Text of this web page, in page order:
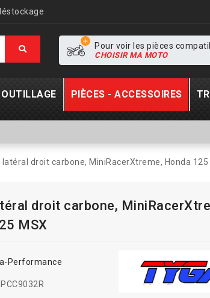
Pour voir les pièces
CHOISIR MA MOTO
OUTILLAGE PIÈCES - ACCESSOIRES
latéral droit carbone, MiniRacerXtreme, Honda 125
droit carbone,
MSX
Performance